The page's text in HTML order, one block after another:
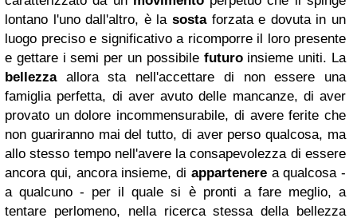
lontano l'uno dall'altro, è la sostaforzata e dovuta in un
luogo preciso e significativo a ricomporre il loro presente
e gettare i semi per un possibile futuroinsieme uniti. La
bellezzaallora sta nell'accettare di non essere una
famiglia perfetta, di aver avuto delle mancanze, di aver
provato un dolore incommensurabile, di avere ferite che
non guariranno mai del tutto, di aver perso qualcosa, ma
allo stesso tempo nell'avere la consapevolezza di essere
ancora qui, ancora insieme, di appartenerea qualcosa -
a qualcuno - per il quale si è pronti a fare meglio, a
tentare perlomeno, nella ricerca stessa della bellezza